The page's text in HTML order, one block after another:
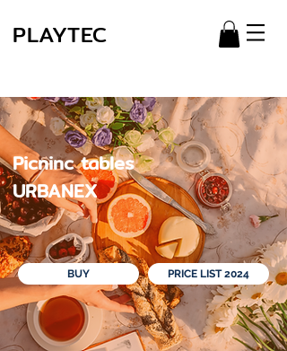
PLAYTEC
Picninc tables
URBANEX
BUY PRICE LIST 2024